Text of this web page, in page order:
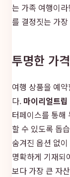
는 가족 여행이
를 결정짓는 가
투명한 가
여행 상품을 예
다. 마이리얼트립
터페이스를 통해
할 수 있도록 돕
숨겨진 옵션 없
명확하게 기재되
보다 가장 큰 자